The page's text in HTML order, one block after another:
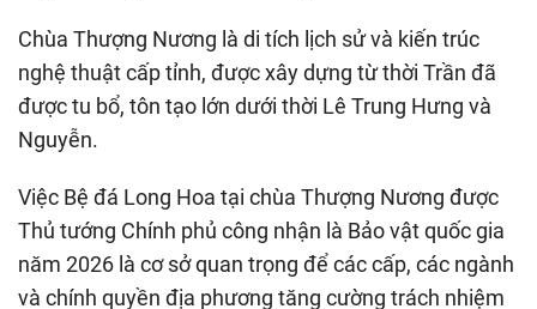
Chùa Thượng Nương là di tích lịch sử và kiến trúc
nghệ thuật cấp tỉnh, được xây dựng từ thời Trần đã
được tu bổ, tôn tạo lớn dưới thời Lê Trung Hưng và
Nguyễn.
Việc Bệ đá Long Hoa tại chùa Thượng Nương được
Thủ tướng Chính phủ công nhận là Bảo vật quốc gia
năm 2026 là cơ sở quan trọng để các cấp, các ngành
và chính quyền địa phương tăng cường trách nhiệm